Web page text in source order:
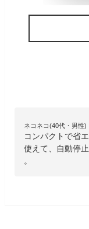
ネコネコ(40代・男性)
コンパクトで省
使えて、自動停
。